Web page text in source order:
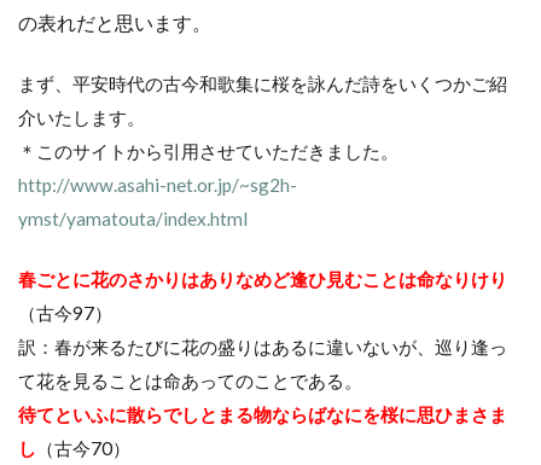
の表れだと思います。
まず、平安時代の古今和歌集に桜を詠んだ詩をいくつかご紹
介いたします。
＊このサイトから引用させていただきました。
http://www.asahi-net.or.jp/~sg2h-
ymst/yamatouta/index.html
春ごとに花のさかりはありなめど逢ひ見むことは命なりけり
（古今97）
訳：春が来るたびに花の盛りはあるに違いないが、巡り逢っ
て花を見ることは命あってのことである。
待てといふに散らでしとまる物ならばなにを桜に思ひまさま
し （古今70）